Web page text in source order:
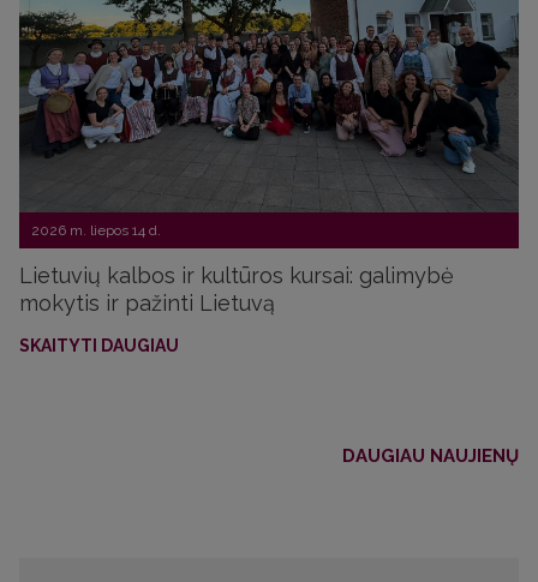
2026 m. liepos 14 d.
Lietuvių kalbos ir kultūros kursai: galimybė
mokytis ir pažinti Lietuvą
SKAITYTI DAUGIAU
DAUGIAU NAUJIENŲ